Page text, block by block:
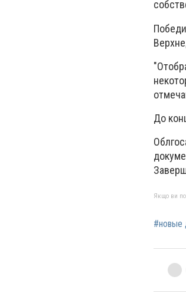
До
Якщо ви
#новые